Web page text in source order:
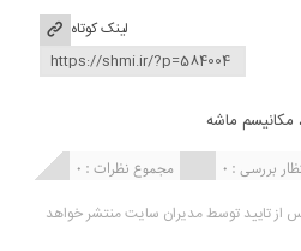
لینک کوتاه
، مکانیسم ماشه
مجموع نظرات : 0 بررسی : 0
از تایید توسط مدیران سایت منتشر خواهد